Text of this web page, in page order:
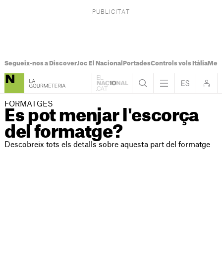
Segueix-nos a DiscoverJoc El Nacional PortadesControls vols Itàlia
FORMATGES
Es pot menjar l'escorça
del formatge?
Descobreix tots els detalls sobre aquesta part del formatge